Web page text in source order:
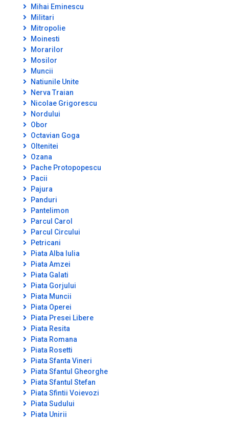
Mihai Eminescu
Militari
Mitropolie
Moinesti
Morarilor
Mosilor
Muncii
Natiunile Unite
Nerva Traian
Nicolae Grigorescu
Nordului
Obor
Octavian Goga
Oltenitei
Ozana
Pache Protopopescu
Pacii
Pajura
Panduri
Pantelimon
Parcul Carol
Parcul Circului
Petricani
Piata Alba Iulia
Piata Amzei
Piata Galati
Piata Gorjului
Piata Muncii
Piata Operei
Piata Presei Libere
Piata Resita
Piata Romana
Piata Rosetti
Piata Sfanta Vineri
Piata Sfantul Gheorghe
Piata Sfantul Stefan
Piata Sfintii Voievozi
Piata Sudului
Piata Unirii